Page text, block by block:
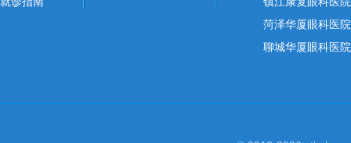
菏泽华厦眼科医院
聊城华厦眼科医院